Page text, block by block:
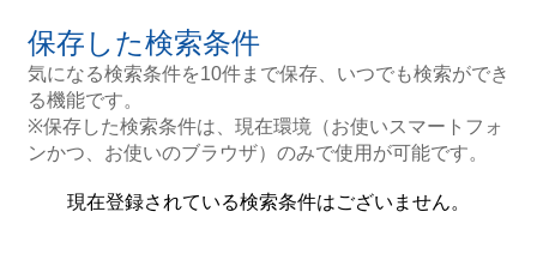
保存した検索条件
気になる検索条件を10件まで保存、いつでも検索ができ
る機能です。
※保存した検索条件は、現在環境（お使いスマートフォ
ンかつ、お使いのブラウザ）のみで使用が可能です。
現在登録されている検索条件はございません。